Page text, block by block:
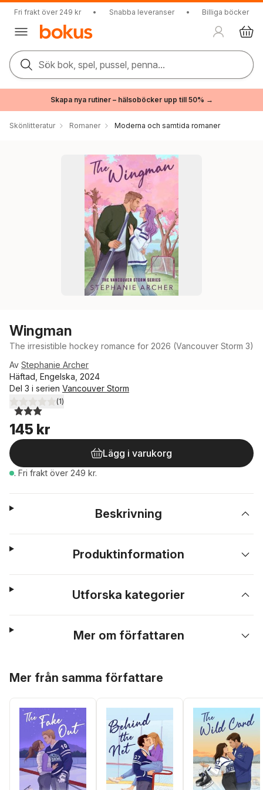
Fri frakt över 249 kr • Snabba leveranser • Billiga böcker
Sök bok, spel, pussel, penna...
Skapa nya rutiner – hälsoböcker upp till 50% →
Skönlitteratur Romaner Moderna och samtida romaner
Wingman
The irresistible hockey romance for 2026 (Vancouver Storm 3)
Av Stephanie Archer
Häftad, Engelska, 2024
Del 3 i serien Vancouver Storm
3,0utav 5 stjärnor. Totalt antal röster:
(1)
145 kr
Lägg i varukorg
. Fri frakt över 249 kr.
Beskrivning
Produktinformation
Utforska kategorier
Mer om författaren
Mer från samma författare